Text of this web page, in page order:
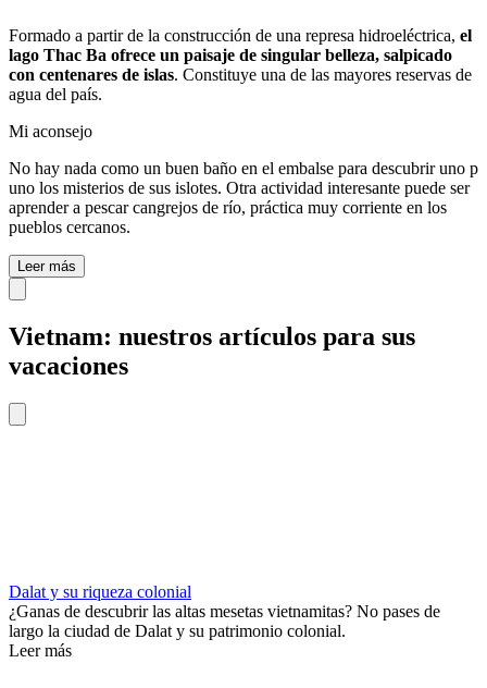
Formado a partir de la construcción de una represa hidroeléctrica, el
lago Thac Ba ofrece un paisaje de singular belleza, salpicado
con centenares de islas. Constituye una de las mayores reservas de
agua del país.
Mi aconsejo
No hay nada como un buen baño en el embalse para descubrir uno p
uno los misterios de sus islotes. Otra actividad interesante puede ser
aprender a pescar cangrejos de río, práctica muy corriente en los
pueblos cercanos.
Leer más
Vietnam: nuestros artículos para sus
vacaciones
Dalat y su riqueza colonial
¿Ganas de descubrir las altas mesetas vietnamitas? No pases de
largo la ciudad de Dalat y su patrimonio colonial.
Leer más